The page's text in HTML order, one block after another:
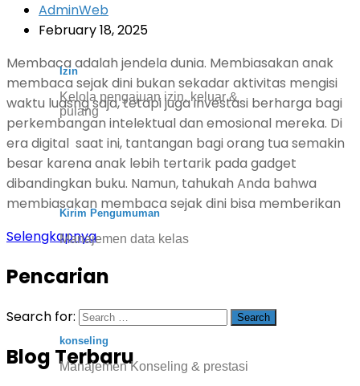
Izin
Kelola pengajuan izin, keluar &
pulang
Kirim Pengumuman
Manajemen data kelas
konseling
Manajemen Konseling & prestasi
AdminWeb
February 18, 2025
Membaca adalah jendela dunia. Membiasakan anak
membaca sejak dini bukan sekadar aktivitas mengisi
waktu luasng saja, tetapi juga investasi berharga bagi
perkembangan intelektual dan emosional mereka. Di
era digital saat ini, tantangan bagi orang tua semakin
besar karena anak lebih tertarik pada gadget
dibandingkan buku. Namun, tahukah Anda bahwa
membiasakan membaca sejak dini bisa memberikan
Selengkapnya
Pencarian
Search for:
Blog Terbaru